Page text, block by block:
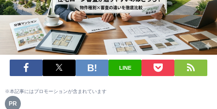
LINE
※本記事にはプロモーションが含まれています
PR